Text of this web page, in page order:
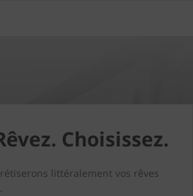
Choisissez.
littéralement vos rêves